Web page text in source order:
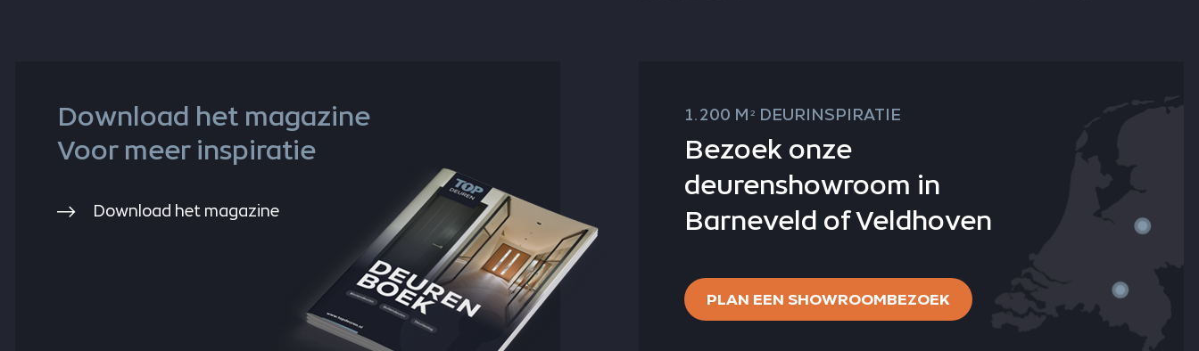
Download het magazine
Voor meer inspiratie
Download het magazine
1.200 M 2 DEURINSPIRATIE
Bezoek onze
deurenshowroom in
Barneveld of Veldhoven
PLAN EEN SHOWROOMBEZOEK